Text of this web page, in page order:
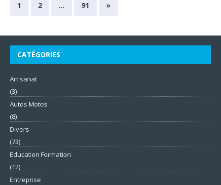
1 2 … 91 »
CATÉGORIES
Artisanat
(3)
Autos Motos
(8)
Divers
(73)
Education Formation
(12)
Entreprise